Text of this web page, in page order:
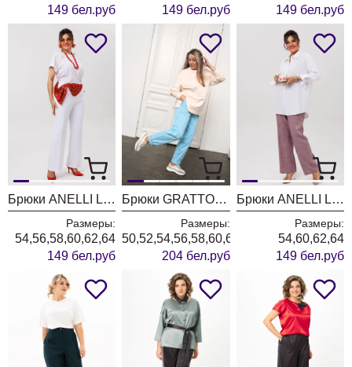
149 бел.руб
149 бел.руб
149 бел.руб
Брюки ANELLI LAUREL 1540-1 белый день
Размеры:
54,56,58,60,62,64
149 бел.руб
Брюки GRATTO 3230 голубой
Размеры:
50,52,54,56,58,60,62,64,66
204 бел.руб
Брюки ANELLI LAUREL 1540-1 цвет розовой камеи
Размеры:
54,60,62,64
149 бел.руб